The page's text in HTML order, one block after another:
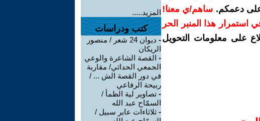
على دعمكم. ساهم/ي معنا!
في استمرار هذا المنبر الحر
على معلومات التحويل
المزيد.....
كتب ودراسات
-
ديوان 24 شعر / منصور
الريكان
- القصة الشاعرة والوعي
الجمعي الحداثي/ مقاربة
في دور القصة الش ... /
ربيحة الرفاعي
- تصاوير لية الظمأ /
السمّاح عبد الله
- ثلاثاءات عابر سبيل /